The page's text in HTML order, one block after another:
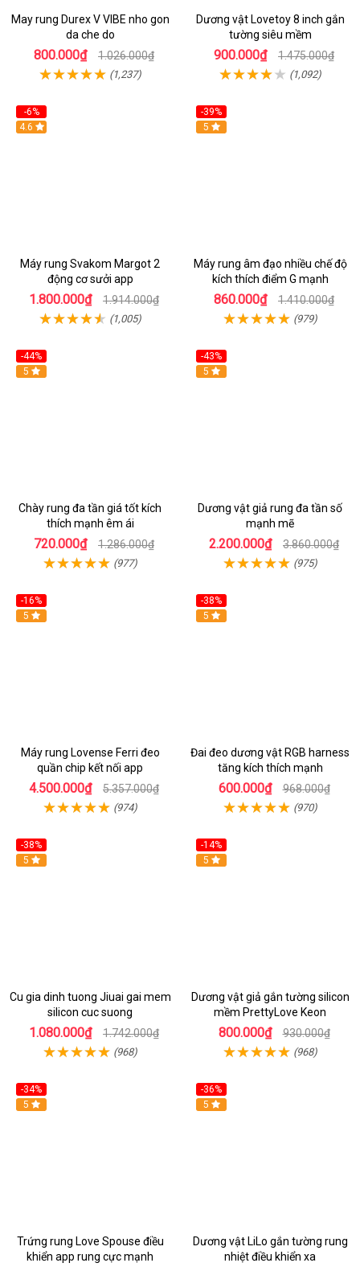
May rung Durex V VIBE nho gon
da che do
800.000₫ 1.026.000₫
(1,237)
Dương vật Lovetoy 8 inch gắn
tường siêu mềm
900.000₫ 1.475.000₫
(1,092)
-6%
4.6
Máy rung Svakom Margot 2
động cơ sưởi app
1.800.000₫ 1.914.000₫
(1,005)
-39%
Hot
5
Máy rung âm đạo nhiều chế độ
kích thích điểm G mạnh
860.000₫ 1.410.000₫
(979)
-44%
Hot
5
Chày rung đa tần giá tốt kích
thích mạnh êm ái
720.000₫ 1.286.000₫
(977)
-43%
Hot
5
Dương vật giả rung đa tần số
mạnh mẽ
2.200.000₫ 3.860.000₫
(975)
-16%
Hot
5
Máy rung Lovense Ferri đeo
quần chip kết nối app
4.500.000₫ 5.357.000₫
(974)
-38%
Hot
5
Đai đeo dương vật RGB harness
tăng kích thích mạnh
600.000₫ 968.000₫
(970)
-38%
5
Cu gia dinh tuong Jiuai gai mem
silicon cuc suong
1.080.000₫ 1.742.000₫
(968)
-14%
5
Dương vật giả gắn tường silicon
mềm PrettyLove Keon
800.000₫ 930.000₫
(968)
-34%
5
Trứng rung Love Spouse điều
khiển app rung cực mạnh
-36%
5
Dương vật LiLo gắn tường rung
nhiệt điều khiển xa